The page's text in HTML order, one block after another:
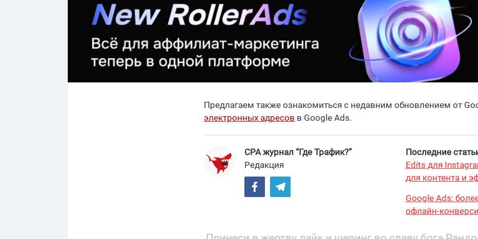
Предлагаем также ознакомиться с недавним обновлением от
электронных адресов в Google Ads.
CPA журнал “Где Трафик?”
Редакция
Последние
Edits для
для контента и
Google Ads:
офлайн-